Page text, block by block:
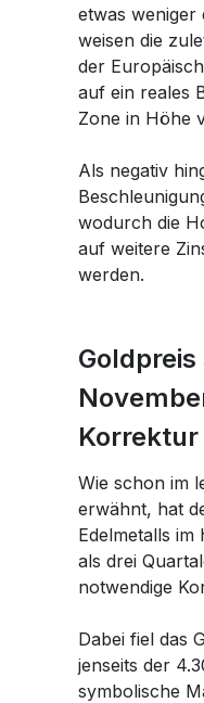
etwas weniger
weisen die
der
auf ein reales
Zone in Höhe
Als negativ
wodurch die
auf weitere
werden.
Korrektur
Wie schon im
erwähnt, hat
Edelmetalls
als drei
notwendige
Dabei fiel das
jenseits der
symbolische